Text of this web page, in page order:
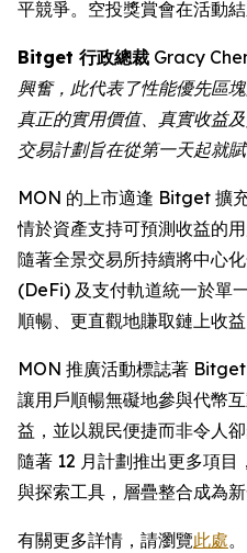
平競爭。空投獎賞會在活動
Bitget 行政總裁 Gracy
興奮，此代表了性能優先區
真正的實用價值、真實收益
交易計劃旨在從第一天起就
MON 的上市適逢 Bitget 擴
情於資產支持可預測收益的
隨著全景交易所持續將中心
(DeFi) 及支付軌道統一於單
順暢、更直觀地賺取鏈上收
MON 推廣活動標誌著 Bitget
讓用戶順暢無礙地參與代幣
益，並以親民便捷而非令人
隨著 12 月計劃推出更多項
與探索工具，層疊整合成為
有關更多詳情，請瀏覽此處。